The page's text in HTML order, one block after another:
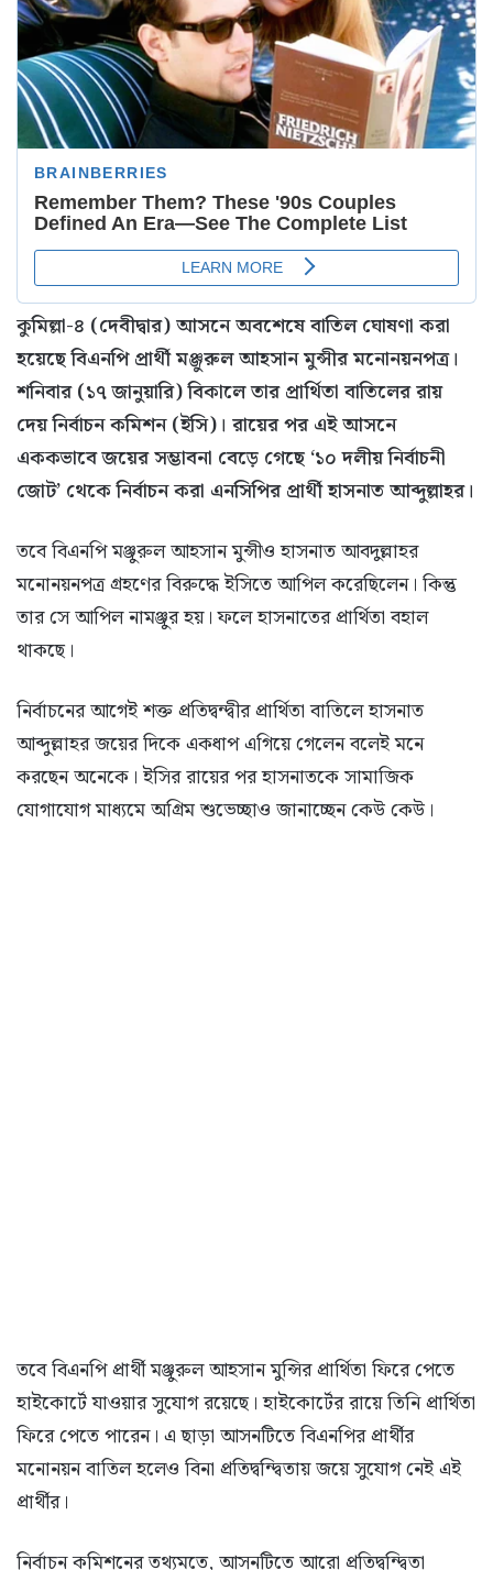
কুমিল্লা-৪ (দেবীদ্বার) আসনে অবশেষে বাতিল ঘোষণা করা
হয়েছে বিএনপি প্রার্থী মঞ্জুরুল আহসান মুন্সীর মনোনয়নপত্র।
শনিবার (১৭ জানুয়ারি) বিকালে তার প্রার্থিতা বাতিলের রায়
দেয় নির্বাচন কমিশন (ইসি)। রায়ের পর এই আসনে
এককভাবে জয়ের সম্ভাবনা বেড়ে গেছে ‘১০ দলীয় নির্বাচনী
জোট’ থেকে নির্বাচন করা এনসিপির প্রার্থী হাসনাত আব্দুল্লাহর।
তবে বিএনপি মঞ্জুরুল আহসান মুন্সীও হাসনাত আবদুল্লাহর
মনোনয়নপত্র গ্রহণের বিরুদ্ধে ইসিতে আপিল করেছিলেন। কিন্তু
তার সে আপিল নামঞ্জুর হয়। ফলে হাসনাতের প্রার্থিতা বহাল
থাকছে।
নির্বাচনের আগেই শক্ত প্রতিদ্বন্দ্বীর প্রার্থিতা বাতিলে হাসনাত
আব্দুল্লাহর জয়ের দিকে একধাপ এগিয়ে গেলেন বলেই মনে
করছেন অনেকে। ইসির রায়ের পর হাসনাতকে সামাজিক
যোগাযোগ মাধ্যমে অগ্রিম শুভেচ্ছাও জানাচ্ছেন কেউ কেউ।
তবে বিএনপি প্রার্থী মঞ্জুরুল আহসান মুন্সির প্রার্থিতা ফিরে পেতে
হাইকোর্টে যাওয়ার সুযোগ রয়েছে। হাইকোর্টের রায়ে তিনি প্রার্থিতা
ফিরে পেতে পারেন। এ ছাড়া আসনটিতে বিএনপির প্রার্থীর
মনোনয়ন বাতিল হলেও বিনা প্রতিদ্বন্দ্বিতায় জয়ে সুযোগ নেই এই
প্রার্থীর।
নির্বাচন কমিশনের তথ্যমতে, আসনটিতে আরো প্রতিদ্বন্দ্বিতা